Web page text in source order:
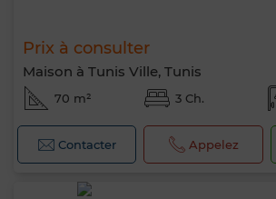
Prix à consulter
Maison à Tunis Ville, Tunis
70 m² 3 Ch.
Contacter Appelez